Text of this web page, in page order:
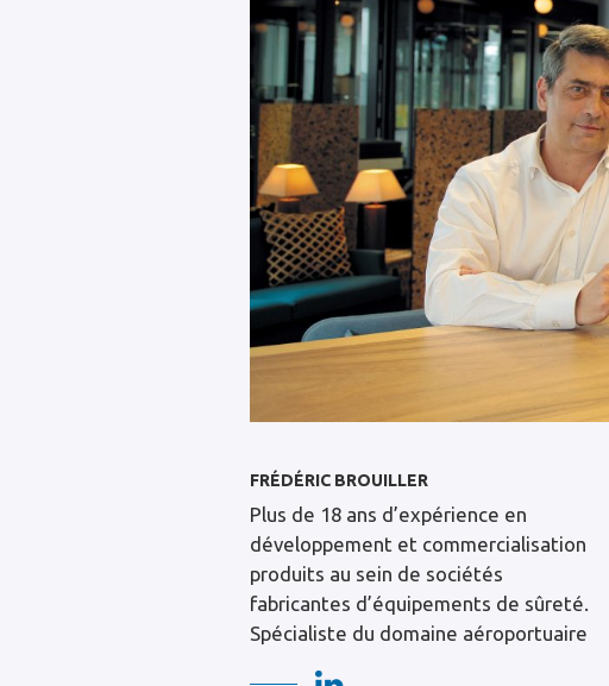
FRÉDÉRIC BROUILLER
Plus de 18 ans d’expérience en
développement et commercialisation
produits au sein de sociétés
fabricantes d’équipements de sûreté.
Spécialiste du domaine aéroportuaire